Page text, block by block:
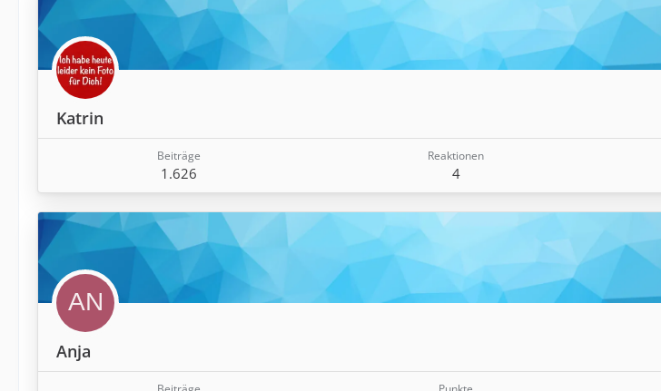
Katrin
Beiträge
1.626
Reaktionen
4
Anja